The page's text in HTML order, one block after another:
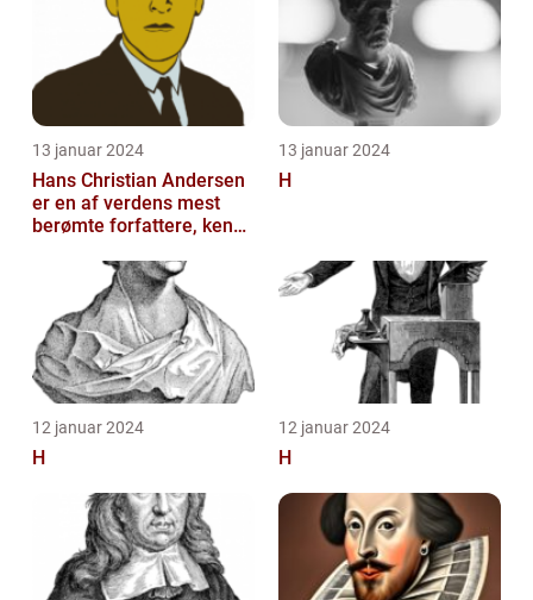
13 januar 2024
Hans Christian Andersen
er en af verdens mest
berømte forfattere, kendt
fortæll...
13 januar 2024
H
12 januar 2024
H
12 januar 2024
H